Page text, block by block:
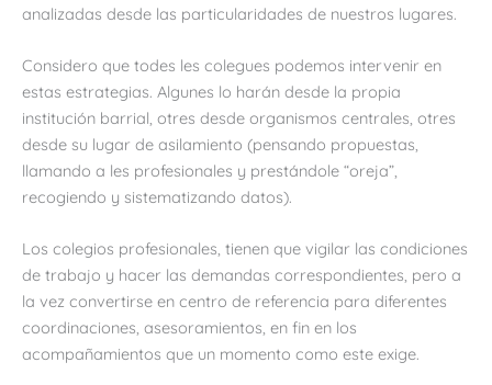
analizadas desde las particularidades de nuestros lugares.
Considero que todes les colegues podemos intervenir en
estas estrategias. Algunes lo harán desde la propia
institución barrial, otres desde organismos centrales, otres
desde su lugar de asilamiento (pensando propuestas,
llamando a les profesionales y prestándole “oreja”,
recogiendo y sistematizando datos).
Los colegios profesionales, tienen que vigilar las condiciones
de trabajo y hacer las demandas correspondientes, pero a
la vez convertirse en centro de referencia para diferentes
coordinaciones, asesoramientos, en fin en los
acompañamientos que un momento como este exige.